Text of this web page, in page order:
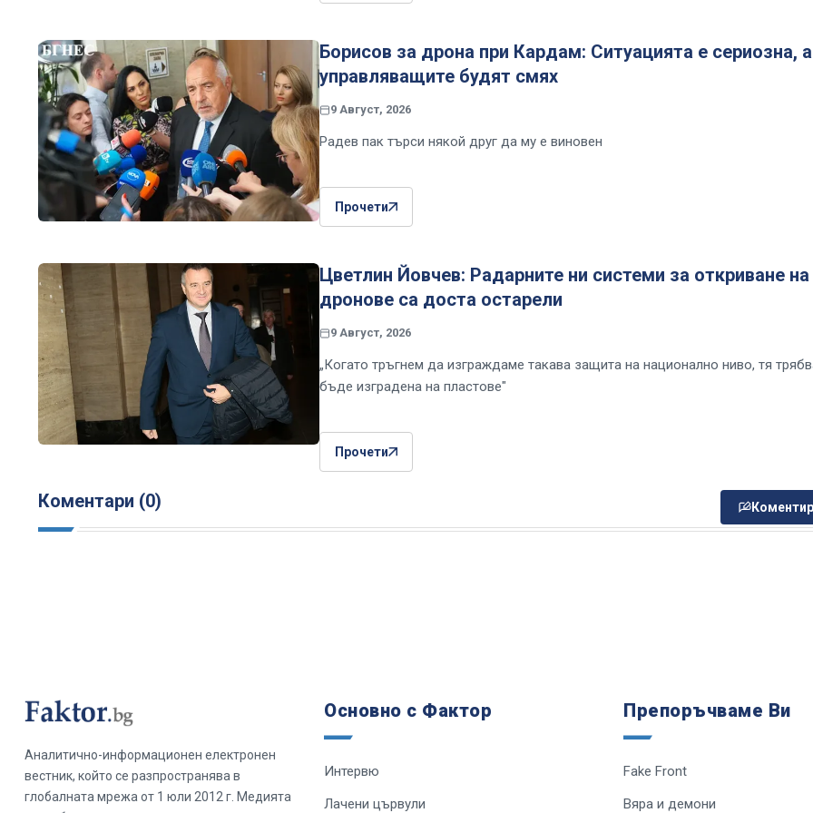
Борисов за дрона при Кардам: Ситуацията е сериозна, а
управляващите будят смях
9 Август, 2026
Радев пак търси някой друг да му е виновен
Прочети
Цветлин Йовчев: Радарните ни системи за откриване на
дронове са доста остарели
9 Август, 2026
„Когато тръгнем да изграждаме такава защита на национално ниво, тя
бъде изградена на пластове"
Прочети
Коментари (0)
Аналитично-информационен електронен
вестник, който се разпространява в
глобалната мрежа от 1 юли 2012 г. Медията
Основно с Фактор
Интервю
Лачени цървули
Препоръчваме Ви
Fake Front
Вяра и демони